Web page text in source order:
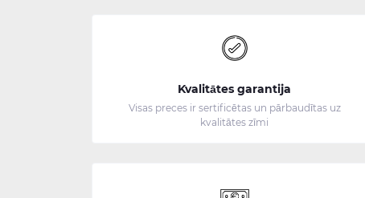
Kvalitātes garantija
Visas preces ir sertificētas un pārbaudītas uz
kvalitātes zīmi